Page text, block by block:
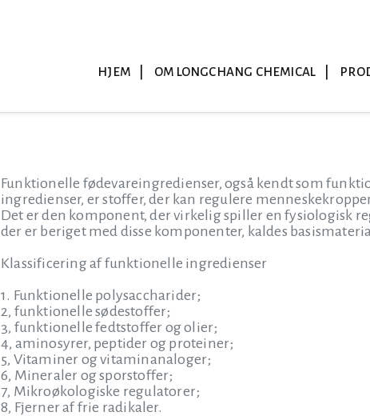
HJEM OM LONGCHANG CHEMICAL
Funktionelle fødevareingredienser, også kendt som
ingredienser, er stoffer, der kan regulere
Det er den komponent, der virkelig spiller en fysiologisk
der er beriget med disse komponenter, kaldes
Klassificering af funktionelle ingredienser
1. Funktionelle polysaccharider;
2, funktionelle sødestoffer;
3, funktionelle fedtstoffer og olier;
4, aminosyrer, peptider og proteiner;
5, Vitaminer og vitaminanaloger;
6, Mineraler og sporstoffer;
7, Mikroøkologiske regulatorer;
8, Fjerner af frie radikaler.